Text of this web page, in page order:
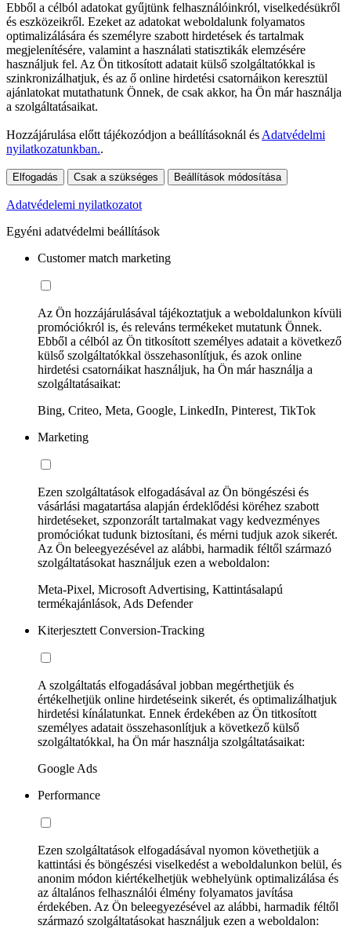
Ebből a célból adatokat gyűjtünk felhasználóinkról, viselkedésükről
és eszközeikről. Ezeket az adatokat weboldalunk folyamatos
optimalizálására és személyre szabott hirdetések és tartalmak
megjelenítésére, valamint a használati statisztikák elemzésére
használjuk fel. Az Ön titkosított adatait külső szolgáltatókkal is
szinkronizálhatjuk, és az ő online hirdetési csatornáikon keresztül
ajánlatokat mutathatunk Önnek, de csak akkor, ha Ön már használja
a szolgáltatásaikat.
Hozzájárulása előtt tájékozódjon a beállításoknál ésAdatvédelmi
nyilatkozatunkban..
Elfogadás Csak a szükséges Beállítások módosítása
Adatvédelemi nyilatkozatot
Egyéni adatvédelmi beállítások
Customer match marketing
Az Ön hozzájárulásával tájékoztatjuk a weboldalunkon kívüli
promóciókról is, és releváns termékeket mutatunk Önnek.
Ebből a célból az Ön titkosított személyes adatait a következő
külső szolgáltatókkal összehasonlítjuk, és azok online
hirdetési csatornáikat használjuk, ha Ön már használja a
szolgáltatásaikat:
Bing, Criteo, Meta, Google, LinkedIn, Pinterest, TikTok
Marketing
Ezen szolgáltatások elfogadásával az Ön böngészési és
vásárlási magatartása alapján érdeklődési köréhez szabott
hirdetéseket, szponzorált tartalmakat vagy kedvezményes
promóciókat tudunk biztosítani, és mérni tudjuk azok sikerét.
Az Ön beleegyezésével az alábbi, harmadik féltől származó
szolgáltatásokat használjuk ezen a weboldalon:
Meta-Pixel, Microsoft Advertising, Kattintásalapú
termékajánlások, Ads Defender
Kiterjesztett Conversion-Tracking
A szolgáltatás elfogadásával jobban megérthetjük és
értékelhetjük online hirdetéseink sikerét, és optimalizálhatjuk
hirdetési kínálatunkat. Ennek érdekében az Ön titkosított
személyes adatait összehasonlítjuk a következő külső
szolgáltatókkal, ha Ön már használja szolgáltatásaikat:
Google Ads
Performance
Ezen szolgáltatások elfogadásával nyomon követhetjük a
kattintási és böngészési viselkedést a weboldalunkon belül, és
anonim módon kiértékelhetjük webhelyünk optimalizálása és
az általános felhasználói élmény folyamatos javítása
érdekében. Az Ön beleegyezésével az alábbi, harmadik féltől
származó szolgáltatásokat használjuk ezen a weboldalon: